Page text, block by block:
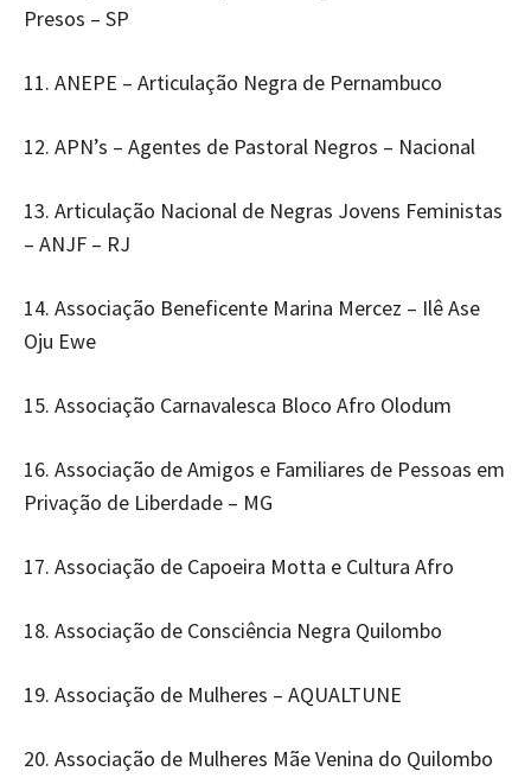
Presos – SP
11. ANEPE – Articulação Negra de Pernambuco
12. APN’s – Agentes de Pastoral Negros – Nacional
13. Articulação Nacional de Negras Jovens Feministas
– ANJF – RJ
14. Associação Beneficente Marina Mercez – Ilê Ase
Oju Ewe
15. Associação Carnavalesca Bloco Afro Olodum
16. Associação de Amigos e Familiares de Pessoas em
Privação de Liberdade – MG
17. Associação de Capoeira Motta e Cultura Afro
18. Associação de Consciência Negra Quilombo
19. Associação de Mulheres – AQUALTUNE
20. Associação de Mulheres Mãe Venina do Quilombo